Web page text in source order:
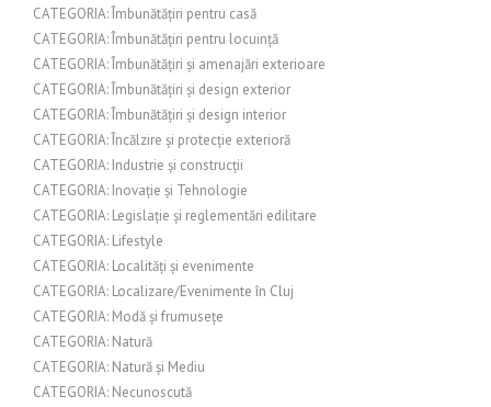
CATEGORIA: Îmbunătățiri pentru casă
CATEGORIA: Îmbunătățiri pentru locuință
CATEGORIA: Îmbunătățiri și amenajări exterioare
CATEGORIA: Îmbunătățiri și design exterior
CATEGORIA: Îmbunătățiri și design interior
CATEGORIA: Încălzire și protecție exterioră
CATEGORIA: Industrie și construcții
CATEGORIA: Inovație și Tehnologie
CATEGORIA: Legislație și reglementări edilitare
CATEGORIA: Lifestyle
CATEGORIA: Localități și evenimente
CATEGORIA: Localizare/Evenimente în Cluj
CATEGORIA: Modă și frumusețe
CATEGORIA: Natură
CATEGORIA: Natură și Mediu
CATEGORIA: Necunoscută